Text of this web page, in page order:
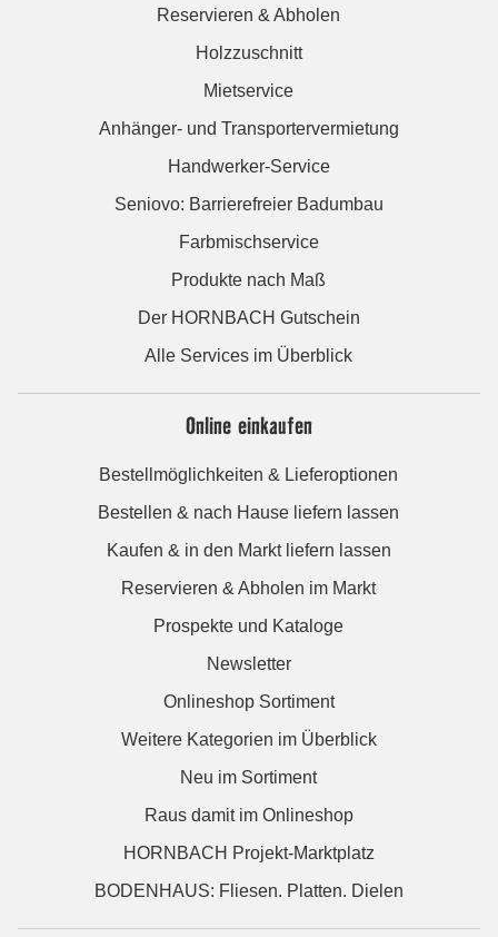
Reservieren & Abholen
Holzzuschnitt
Mietservice
Anhänger- und Transportervermietung
Handwerker-Service
Seniovo: Barrierefreier Badumbau
Farbmischservice
Produkte nach Maß
Der HORNBACH Gutschein
Alle Services im Überblick
Online einkaufen
Bestellmöglichkeiten & Lieferoptionen
Bestellen & nach Hause liefern lassen
Kaufen & in den Markt liefern lassen
Reservieren & Abholen im Markt
Prospekte und Kataloge
Newsletter
Onlineshop Sortiment
Weitere Kategorien im Überblick
Neu im Sortiment
Raus damit im Onlineshop
HORNBACH Projekt-Marktplatz
BODENHAUS: Fliesen. Platten. Dielen